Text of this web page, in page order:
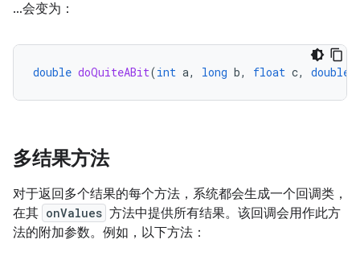
…会变为：
double doQuiteABit(int a, long b, float c, double
多结果方法
对于返回多个结果的每个方法，系统都会生成一个回调类，
在其 onValues 方法中提供所有结果。该回调会用作此方
法的附加参数。例如，以下方法：